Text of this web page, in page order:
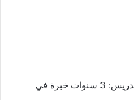
الحد الأدنى من الخبرة في التدريس: 3 سنوات خبرة في